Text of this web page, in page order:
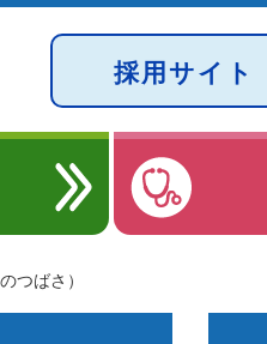
採用サイト
つばさ）